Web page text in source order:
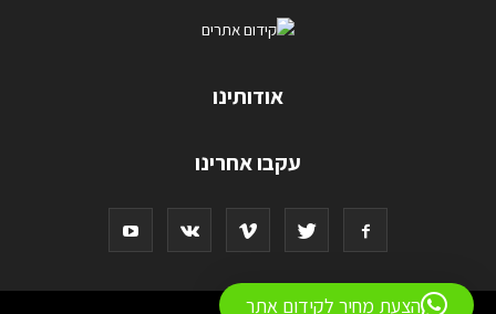
אודותינו
עקבו אחרינו
הצעת מחיר לקידום אתר